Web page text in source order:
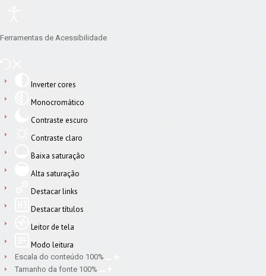
Ferramentas de Acessibilidade
Inverter cores
Monocromático
Contraste escuro
Contraste claro
Baixa saturação
Alta saturação
Destacar links
Destacar títulos
Leitor de tela
Modo leitura
Escala do conteúdo 100%
Tamanho da fonte 100%